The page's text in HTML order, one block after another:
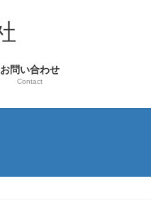
お問い合わせ
Contact